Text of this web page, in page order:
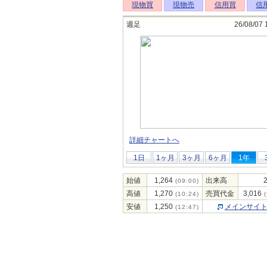
現物買 現物売 信用買 信
週足 26/08/07
詳細チャートへ
1日 1ヶ月 3ヶ月 6ヶ月 1年
始値 1,264 (09:00) 出来高
高値
1,270 (10:24) 売買代金 3,016
安値 1,250 (12:47) メインサイ